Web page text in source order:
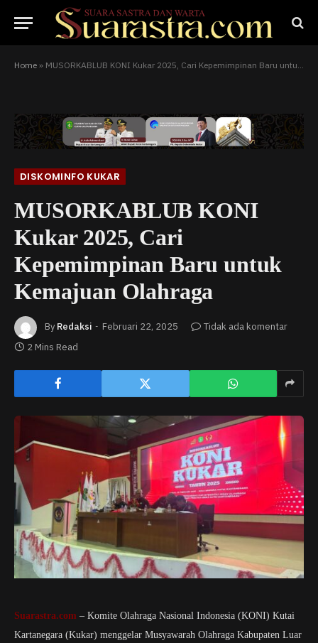
Home » MUSORKABLUB KONI Kukar 2025, Cari Kepemimpinan Baru untuk Kemajuan Olahraga
DISKOMINFO KUKAR
MUSORKABLUB KONI
Kukar 2025, Cari
Kepemimpinan Baru untuk
Kemajuan Olahraga
By Redaksi Februari 22, 2025
Tidak ada komentar
2 Mins Read
Suarastra.com – Komite Olahraga Nasional Indonesia (KONI) Kutai
Kartanegara (Kukar) menggelar Musyawarah Olahraga Kabupaten Luar